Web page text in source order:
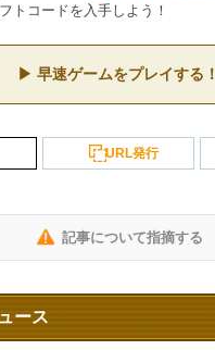
トコードを入手しよう！
早速ゲームをプレイする！
URL発行
記事について指摘する
ース